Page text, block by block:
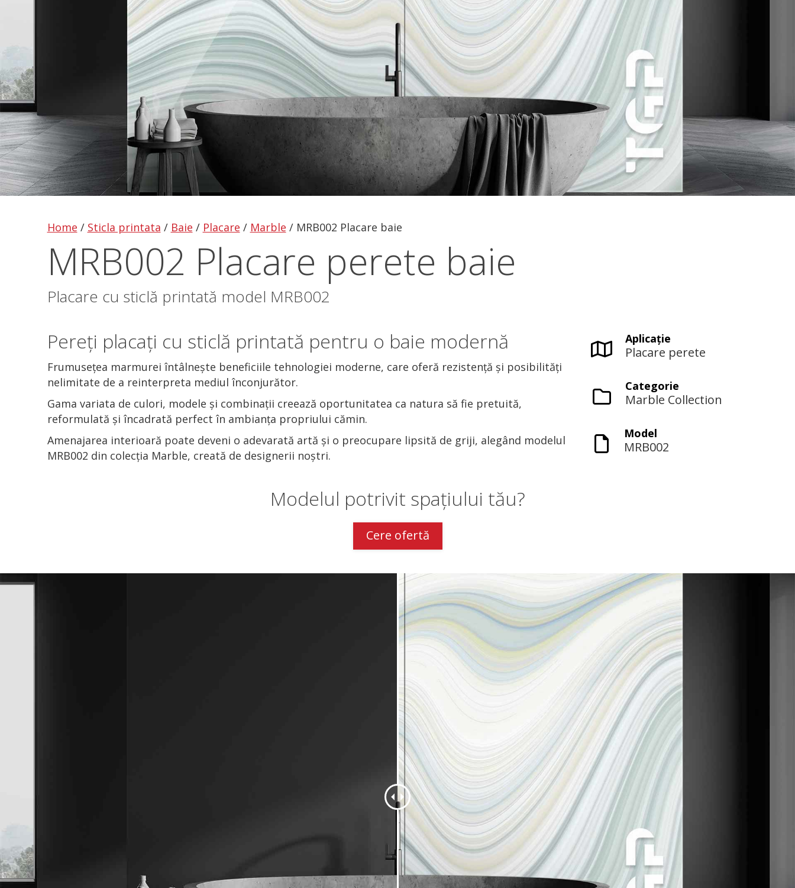
Home / Sticla printata / Baie / Placare / Marble / MRB002 Placare baie
MRB002 Placare perete baie
Placare cu sticlă printată model MRB002
Pereți placați cu sticlă printată pentru o baie modernă
Frumusețea marmurei întâlnește beneficiile tehnologiei moderne, care oferă rezistență și posibilități
nelimitate de a reinterpreta mediul înconjurător.
Gama variata de culori, modele și combinații creează oportunitatea ca natura să fie pretuită,
reformulată și încadrată perfect în ambianța propriului cămin.
Amenajarea interioară poate deveni o adevarată artă și o preocupare lipsită de griji, alegând modelul
MRB002 din colecția Marble, creată de designerii noștri.
Aplicaţie
Placare perete
Categorie
Marble Collection
Model
MRB002
Modelul potrivit spațiului tău?
Cere ofertă